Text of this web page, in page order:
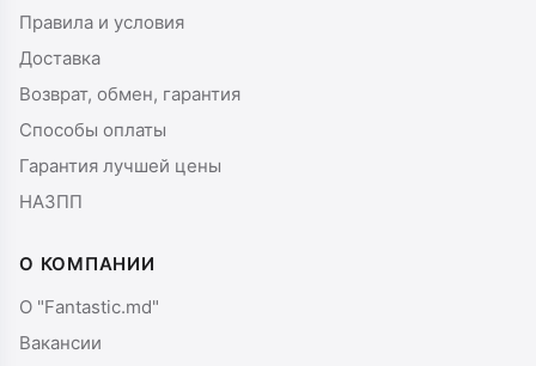
Правила и условия
Доставка
Возврат, обмен, гарантия
Способы оплаты
Гарантия лучшей цены
НАЗПП
О КОМПАНИИ
О "Fantastic.md"
Вакансии